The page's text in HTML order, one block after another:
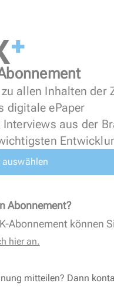
allen Inhalten der
digitale ePaper
aus der
auswählen
Abonnement?
Abonnement können
hier an.
mitteilen? Dann